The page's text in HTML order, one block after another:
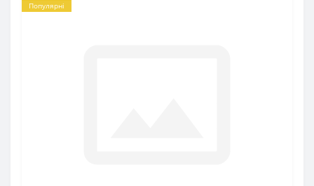
Популярні